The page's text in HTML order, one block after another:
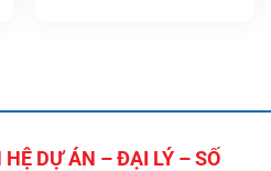
DỰ ÁN – ĐẠI LÝ – SỐ